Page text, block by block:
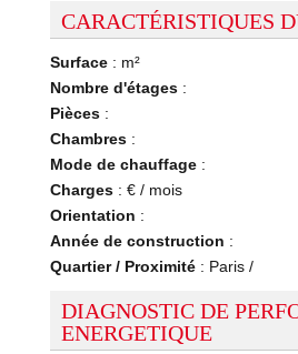
CARACTÉRISTIQUES
Surface: m²
Nombre d'étages:
Pièces:
Chambres:
Mode de chauffage:
Charges: € / mois
Orientation :
Année de construction :
Quartier / Proximité: Paris /
DIAGNOSTIC DE
ENERGETIQUE